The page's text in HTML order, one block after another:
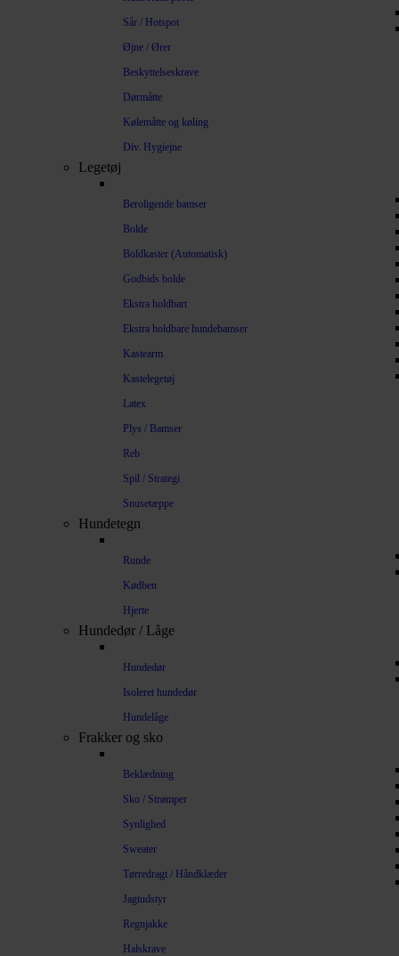
Sår / Hotspot
Øjne / Ører
Beskyttelseskrave
Dørmåtte
Kølemåtte og køling
Div. Hygiejne
Legetøj
Beroligende bamser
Bolde
Boldkaster (Automatisk)
Godbids bolde
Ekstra holdbart
Ekstra holdbare hundebamser
Kastearm
Kastelegetøj
Latex
Plys / Bamser
Reb
Spil / Strategi
Snusetæppe
Hundetegn
Runde
Kødben
Hjerte
Hundedør / Låge
Hundedør
Isoleret hundedør
Hundelåge
Frakker og sko
Beklædning
Sko / Strømper
Synlighed
Sweater
Tørredragt / Håndklæder
Jagtudstyr
Regnjakke
Halskrave